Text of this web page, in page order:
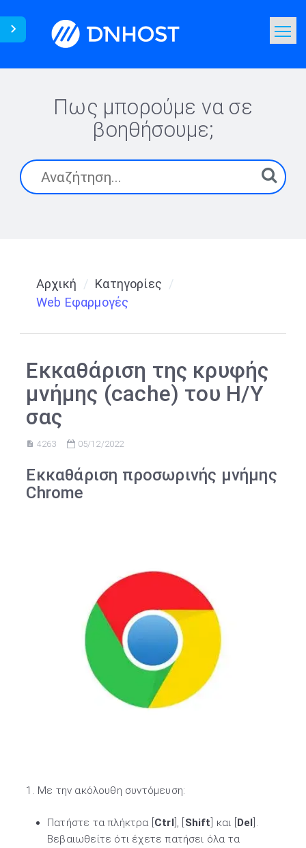
Επικοινωνία
Πως μπορούμε να σε
βοηθήσουμε;
Αρχική
Κατηγορίες
Web Εφαρμογές
Εκκαθάριση της κρυφής
μνήμης (cache) του Η/Υ
σας
4263 05/12/2022
Εκκαθάριση προσωρινής μνήμης
Chrome
1. Με την ακόλουθη συντόμευση:
Πατήστε τα πλήκτρα [ Ctrl], [ Shift ] και [ Del ].
Βεβαιωθείτε ότι έχετε πατήσει όλα τα